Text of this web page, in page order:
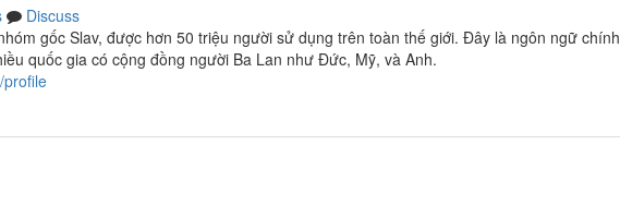
Discuss
gốc Slav, được hơn 50 triệu người sử dụng trên toàn thế giới. Đây là ngôn ngữ chính
quốc gia có cộng đồng người Ba Lan như Đức, Mỹ, và Anh.
profile